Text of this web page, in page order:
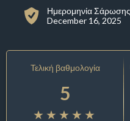
Ημερομηνία
December 16, 2025
Τελική βαθμολογία
5